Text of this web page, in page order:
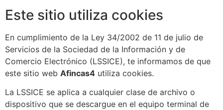
Este sitio utiliza cookies
En cumplimiento de la Ley 34/2002 de 11 de julio de
Servicios de la Sociedad de la Información y de
Comercio Electrónico (LSSICE), te informamos de que
este sitio web Afincas4 utiliza cookies.
La LSSICE se aplica a cualquier clase de archivo o
dispositivo que se descargue en el equipo terminal de